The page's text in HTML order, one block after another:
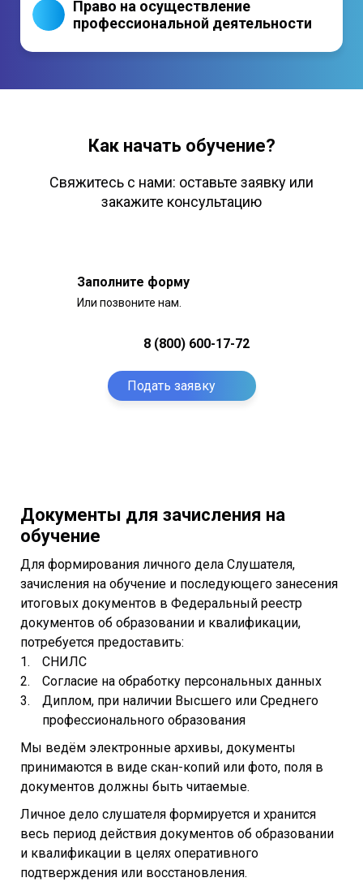
Право на осуществление
профессиональной деятельности
Как начать обучение?
Свяжитесь с нами: оставьте заявку или
закажите консультацию
Заполните форму
Или позвоните нам.
8 (800) 600-17-72
Подать заявку
Документы для зачисления на
обучение
Для формирования личного дела Слушателя,
зачисления на обучение и последующего занесения
итоговых документов в Федеральный реестр
документов об образовании и квалификации,
потребуется предоставить:
СНИЛС
Согласие на обработку персональных данных
Диплом, при наличии Высшего или Среднего
профессионального образования
Мы ведём электронные архивы, документы
принимаются в виде скан-копий или фото, поля в
документов должны быть читаемые.
Личное дело слушателя формируется и хранится
весь период действия документов об образовании
и квалификации в целях оперативного
подтверждения или восстановления.